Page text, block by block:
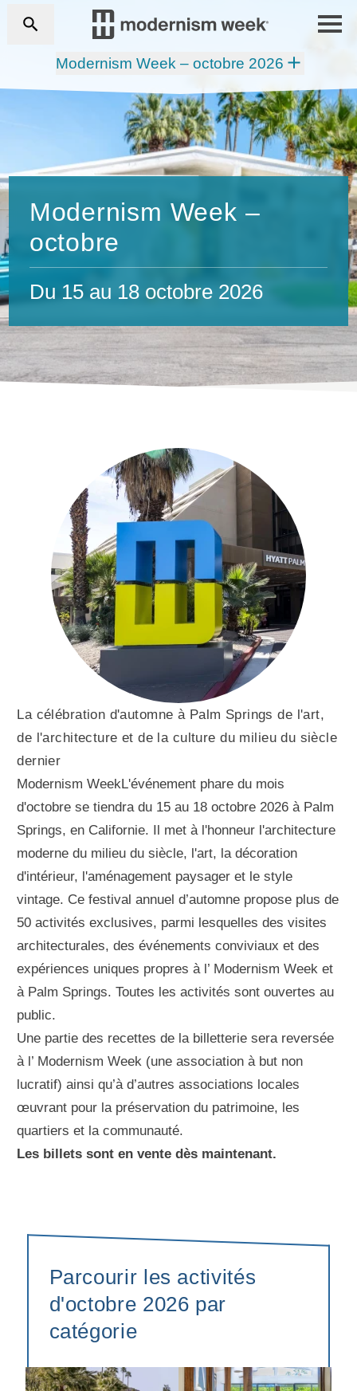
Modernism Week – octobre 2026
Modernism Week –
octobre
Du 15 au 18 octobre 2026
La célébration d'automne à Palm Springs de l'art,
de l'architecture et de la culture du milieu du siècle
dernier
Modernism WeekL'événement phare du mois
d'octobre se tiendra du 15 au 18 octobre 2026 à Palm
Springs, en Californie. Il met à l'honneur l'architecture
moderne du milieu du siècle, l'art, la décoration
d'intérieur, l'aménagement paysager et le style
vintage. Ce festival annuel d’automne propose plus de
50 activités exclusives, parmi lesquelles des visites
architecturales, des événements conviviaux et des
expériences uniques propres à l’ Modernism Week et
à Palm Springs. Toutes les activités sont ouvertes au
public.
Une partie des recettes de la billetterie sera reversée
à l’ Modernism Week (une association à but non
lucratif) ainsi qu’à d’autres associations locales
œuvrant pour la préservation du patrimoine, les
quartiers et la communauté.
Les billets sont en vente dès maintenant.
Parcourir les activités
d'octobre 2026 par
catégorie